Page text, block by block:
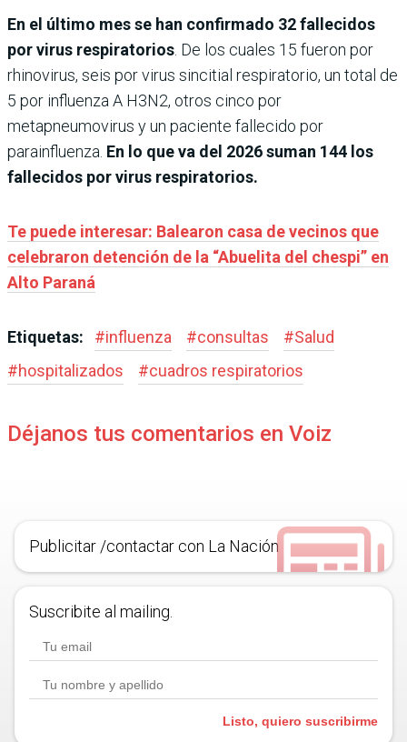
En el último mes se han confirmado 32 fallecidos
por virus respiratorios . De los cuales 15 fueron por
rhinovirus, seis por virus sincitial respiratorio, un total de
5 por influenza A H3N2, otros cinco por
metapneumovirus y un paciente fallecido por
parainfluenza. En lo que va del 2026 suman 144 los
fallecidos por virus respiratorios.
Te puede interesar: Balearon casa de vecinos que
celebraron detención de la “Abuelita del chespi” en
Alto Paraná
Etiquetas: #influenza #consultas #Salud
#hospitalizados #cuadros respiratorios
Déjanos tus comentarios en Voiz
Publicitar /contactar con La Nación
Suscribite al mailing.
Listo, quiero suscribirme